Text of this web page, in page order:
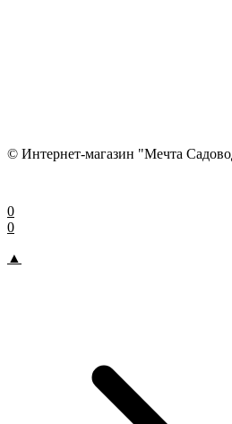
© Интернет-магазин "Мечта
0
0
▲